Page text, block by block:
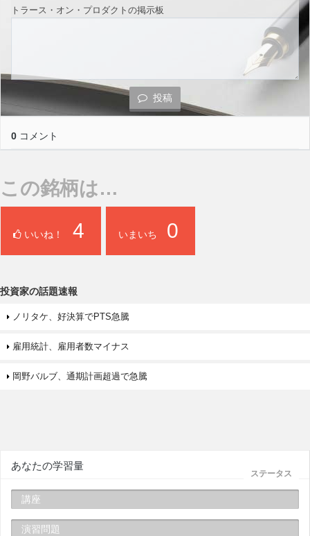
トラース・オン・プロダクトの掲示板
投稿
0 コメント
この銘柄は…
いいね！ 4 いまいち 0
投資家の話題速報
ノリタケ、好決算でPTS急騰
雇用統計、雇用者数マイナス
岡野バルブ、通期計画超過で急騰
ステータス
あなたの学習量
講座
演習問題